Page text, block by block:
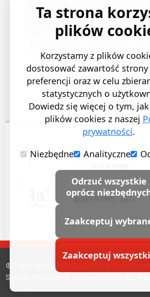
POPRZEDNI SLAJD
© Copyrights 2007-2026. All Rights Reserved.
System Megacennik jest własnością
Ta strona
plików
Korzystamy z plików
dostosować zawartość
preferencji oraz w celu
statystycznych o
Dowiedz się więcej o tym,
plików cookies z naszej
prywatności.
Niezbędne
Analityczne
Odrzuć wszystkie
oprócz
Zaakceptuj
Zaakceptuj